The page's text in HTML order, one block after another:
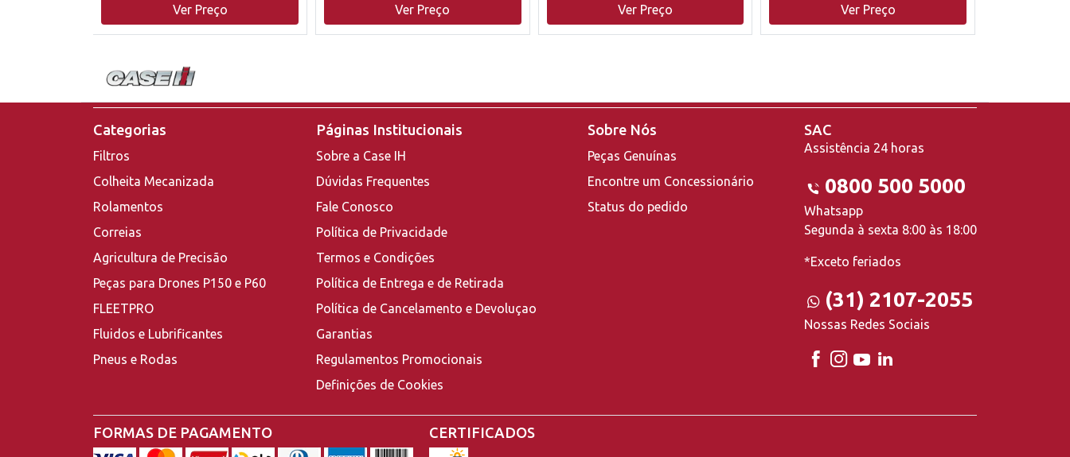
Ver Preço Ver Preço Ver Preço
Ver Preço
Categorias
Filtros
Colheita Mecanizada
Rolamentos
Correias
Agricultura de Precisão
Peças para Drones P150 e P60
FLEETPRO
Fluidos e Lubrificantes
Pneus e Rodas
Páginas Institucionais
Sobre a Case IH
Dúvidas Frequentes
Fale Conosco
Política de Privacidade
Termos e Condições
Política de Entrega e de Retirada
Política de Cancelamento e Devoluçao
Garantias
Regulamentos Promocionais
Definições de Cookies
Sobre Nós
Peças Genuínas
Encontre um Concessionário
Status do pedido
SAC
Assistência 24 horas
0800 500 5000
Whatsapp
Segunda à sexta 8:00 às 18:00
*Exceto feriados
(31) 2107-2055
Nossas Redes Sociais
FORMAS DE PAGAMENTO CERTIFICADOS